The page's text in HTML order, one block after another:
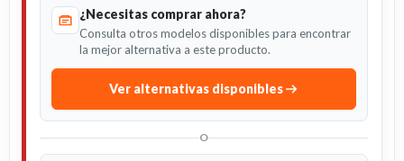
¿Necesitas comprar ahora?
Consulta otros modelos disponibles para encontrar
la mejor alternativa a este producto.
Ver alternativas disponibles
O